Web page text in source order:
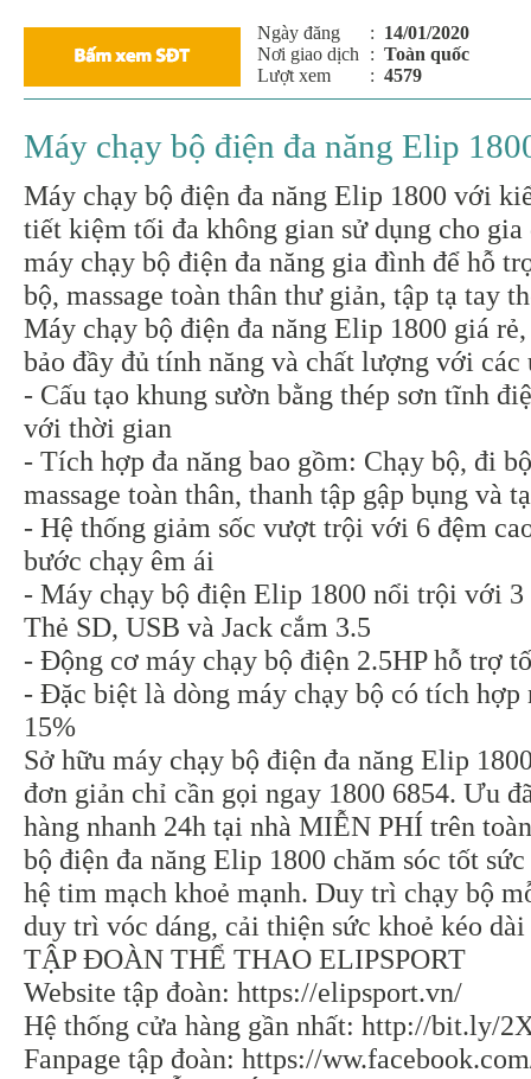
Ngày đăng : 14/01/2020
Nơi giao dịch : Toàn quốc
Lượt xem
: 4579
Máy chạy bộ điện đa năng Elip
Máy chạy bộ điện đa năng Elip 1800 với
tiết kiệm tối đa không gian sử dụng cho
máy chạy bộ điện đa năng gia đình để hỗ
bộ, massage toàn thân thư giản, tập tạ tay
Máy chạy bộ điện đa năng Elip 1800 giá
bảo đầy đủ tính năng và chất lượng với
- Cấu tạo khung sườn bằng thép sơn tĩnh
với thời gian
- Tích hợp đa năng bao gồm: Chạy bộ, đi
massage toàn thân, thanh tập gập bụng và
- Hệ thống giảm sốc vượt trội với 6 đệm
bước chạy êm ái
- Máy chạy bộ điện Elip 1800 nổi trội với
Thẻ SD, USB và Jack cắm 3.5
- Động cơ máy chạy bộ điện 2.5HP hỗ trợ
- Đặc biệt là dòng máy chạy bộ có tích hợp
15%
Sở hữu máy chạy bộ điện đa năng Elip
đơn giản chỉ cần gọi ngay 1800 6854. Ưu
hàng nhanh 24h tại nhà MIỄN PHÍ trên
bộ điện đa năng Elip 1800 chăm sóc tốt
hệ tim mạch khoẻ mạnh. Duy trì chạy bộ
duy trì vóc dáng, cải thiện sức khoẻ kéo
TẬP ĐOÀN THỂ THAO ELIPSPORT
Website tập đoàn: https://elipsport.vn/
Hệ thống cửa hàng gần nhất: http://bit.ly/
Fanpage tập đoàn: https://